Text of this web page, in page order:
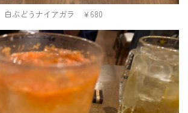
白ぶどうナイアガラ ￥680